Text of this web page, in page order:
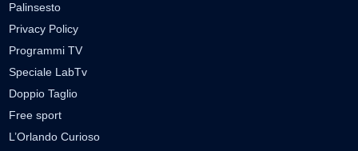
Palinsesto
Privacy Policy
Programmi TV
Speciale LabTv
Doppio Taglio
Free sport
L’Orlando Curioso